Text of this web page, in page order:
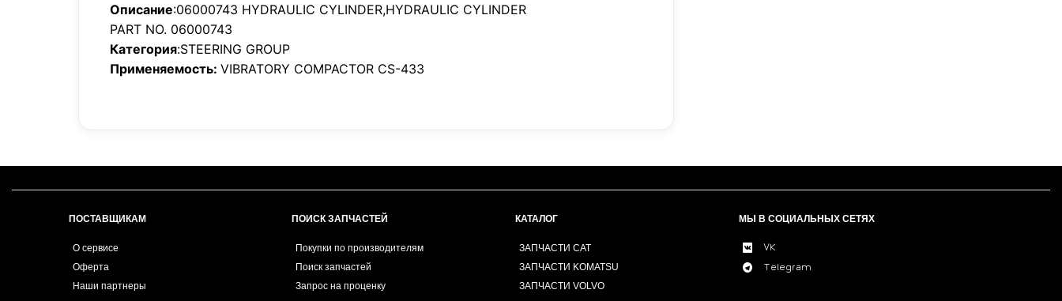
Описание:06000743 HYDRAULIC CYLINDER,HYDRAULIC CYLINDER
PART NO. 06000743
Категория:STEERING GROUP
Применяемость: VIBRATORY COMPACTOR CS-433
ПОСТАВЩИКАМ
О сервисе
Оферта
Наши партнеры
ПОИСК ЗАПЧАСТЕЙ
Покупки по производителям
Поиск запчастей
Запрос на проценку
КАТАЛОГ
ЗАПЧАСТИ CAT
ЗАПЧАСТИ KOMATSU
ЗАПЧАСТИ VOLVO
МЫ В СОЦИАЛЬНЫХ СЕТЯХ
VK
Telegram